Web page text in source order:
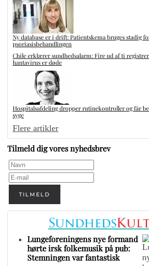
Ny database er i drift: Patientskema bruges stadig
psoriasisbehandlingen
Chile erklærer sundhedsalarm: Fire ud af ti
hantavirus er døde
Hospitalsafdeling dropper rutinekontroller og får
syge
Flere artikler
Tilmeld dig vores nyhedsbrev
TILMELD
Lungeforeningens nye formand
hørte irsk folkemusik på pub:
Stemningen var fantastisk